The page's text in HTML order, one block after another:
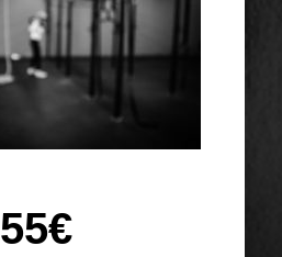
55€